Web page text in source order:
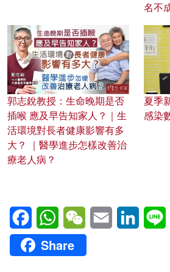
名不
郭志銳教授：生命晚期是否
插喉 應及早告知家人？｜生
活環境對長者健康影響有多
大？ ｜醫學進步怎樣改善治
療老人病？
夏季
感染
FacebookWhatsAppWeChatEmail
Share